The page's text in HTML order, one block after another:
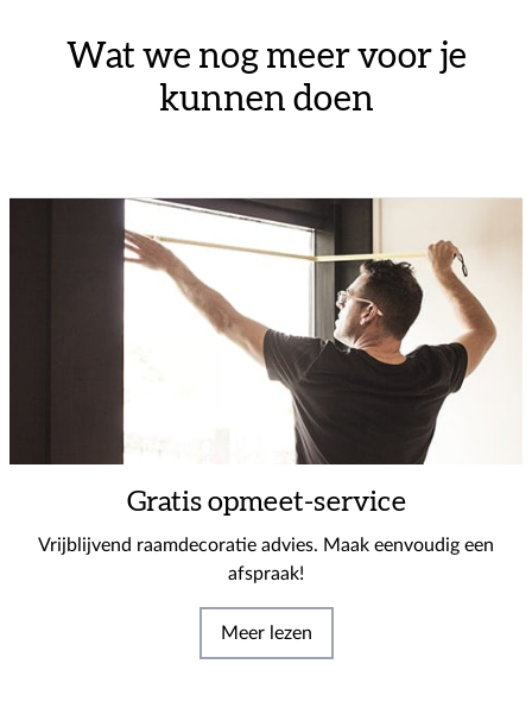
Wat we nog meer voor je
kunnen doen
Gratis opmeet-service
Vrijblijvend raamdecoratie advies. Maak eenvoudig een
afspraak!
Meer lezen